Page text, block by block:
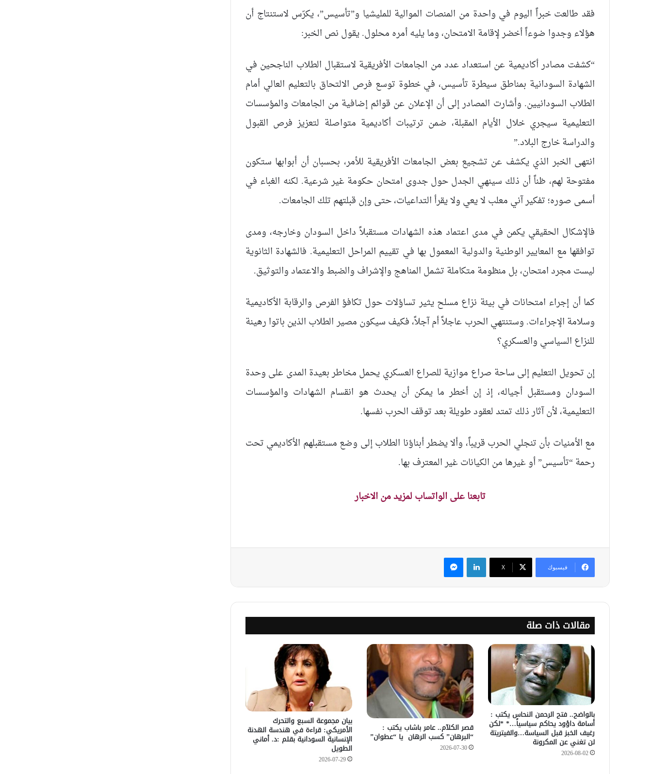
فقد طالعت خبراً اليوم في واحدة من المنصات الموالية للمليشيا و”تأسيس”، يكرّس لاستنتاج أن
هؤلاء وجدوا ضوءاً أخضر لإقامة الامتحان، وما يليه أمره محلول. يقول نص الخبر:
“كشفت مصادر أكاديمية عن استعداد عدد من الجامعات الأفريقية لاستقبال الطلاب الناجحين في
الشهادة السودانية بمناطق سيطرة تأسيس، في خطوة توسع فرص الالتحاق بالتعليم العالي أمام
الطلاب السودانيين. وأشارت المصادر إلى أن الإعلان عن قوائم إضافية من الجامعات والمؤسسات
التعليمية سيجري خلال الأيام المقبلة، ضمن ترتيبات أكاديمية متواصلة لتعزيز فرص القبول
والدراسة خارج البلاد.”
انتهى الخبر الذي يكشف عن تشجيع بعض الجامعات الأفريقية للأمر، بحسبان أن أبوابها ستكون
مفتوحة لهم، ظناً أن ذلك سينهي الجدل حول جدوى امتحان حكومة غير شرعية. لكنه الغباء في
أسمى صوره؛ تفكير آني معلب لا يعي ولا يقرأ التداعيات، حتى وإن قبلتهم تلك الجامعات.
فالإشكال الحقيقي يكمن في مدى اعتماد هذه الشهادات مستقبلاً داخل السودان وخارجه، ومدى
توافقها مع المعايير الوطنية والدولية المعمول بها في تقييم المراحل التعليمية. فالشهادة الثانوية
ليست مجرد امتحان، بل منظومة متكاملة تشمل المناهج والإشراف والضبط والاعتماد والتوثيق.
كما أن إجراء امتحانات في بيئة نزاع مسلح يثير تساؤلات حول تكافؤ الفرص والرقابة الأكاديمية
وسلامة الإجراءات. وستنتهي الحرب عاجلاً أم آجلاً، فكيف سيكون مصير الطلاب الذين باتوا رهينة
للنزاع السياسي والعسكري؟
إن تحويل التعليم إلى ساحة صراع موازية للصراع العسكري يحمل مخاطر بعيدة المدى على وحدة
السودان ومستقبل أجياله، إذ إن أخطر ما يمكن أن يحدث هو انقسام الشهادات والمؤسسات
التعليمية، لأن آثار ذلك تمتد لعقود طويلة بعد توقف الحرب نفسها.
مع الأمنيات بأن تنجلي الحرب قريباً، وألا يضطر أبناؤنا الطلاب إلى وضع مستقبلهم الأكاديمي تحت
رحمة “تأسيس” أو غيرها من الكيانات غير المعترف بها.
تابعنا على الواتساب لمزيد من الاخبار
فيسبوك ‫X
لينكدإن ماسنجر
مقالات ذات صلة
بالواضح.. فتح الرحمن النحاس يكتب :
أسامة داؤود يحاكم سياسياً…* *لكن
رغيف الخبز قبل السياسة…والفيتريتة
لن تغني عن المكرونة
2026-08-02
قصر الكلآم.. عامر باشاب يكتب :
“البرهان” كسب الرهان يا “عطوان”
2026-07-30
بيان مجموعة السبع والتحرك
الأمريكي: قراءة في هندسة الهدنة
الإنسانية السودانية بقلم :د. أماني
الطويل
2026-07-29